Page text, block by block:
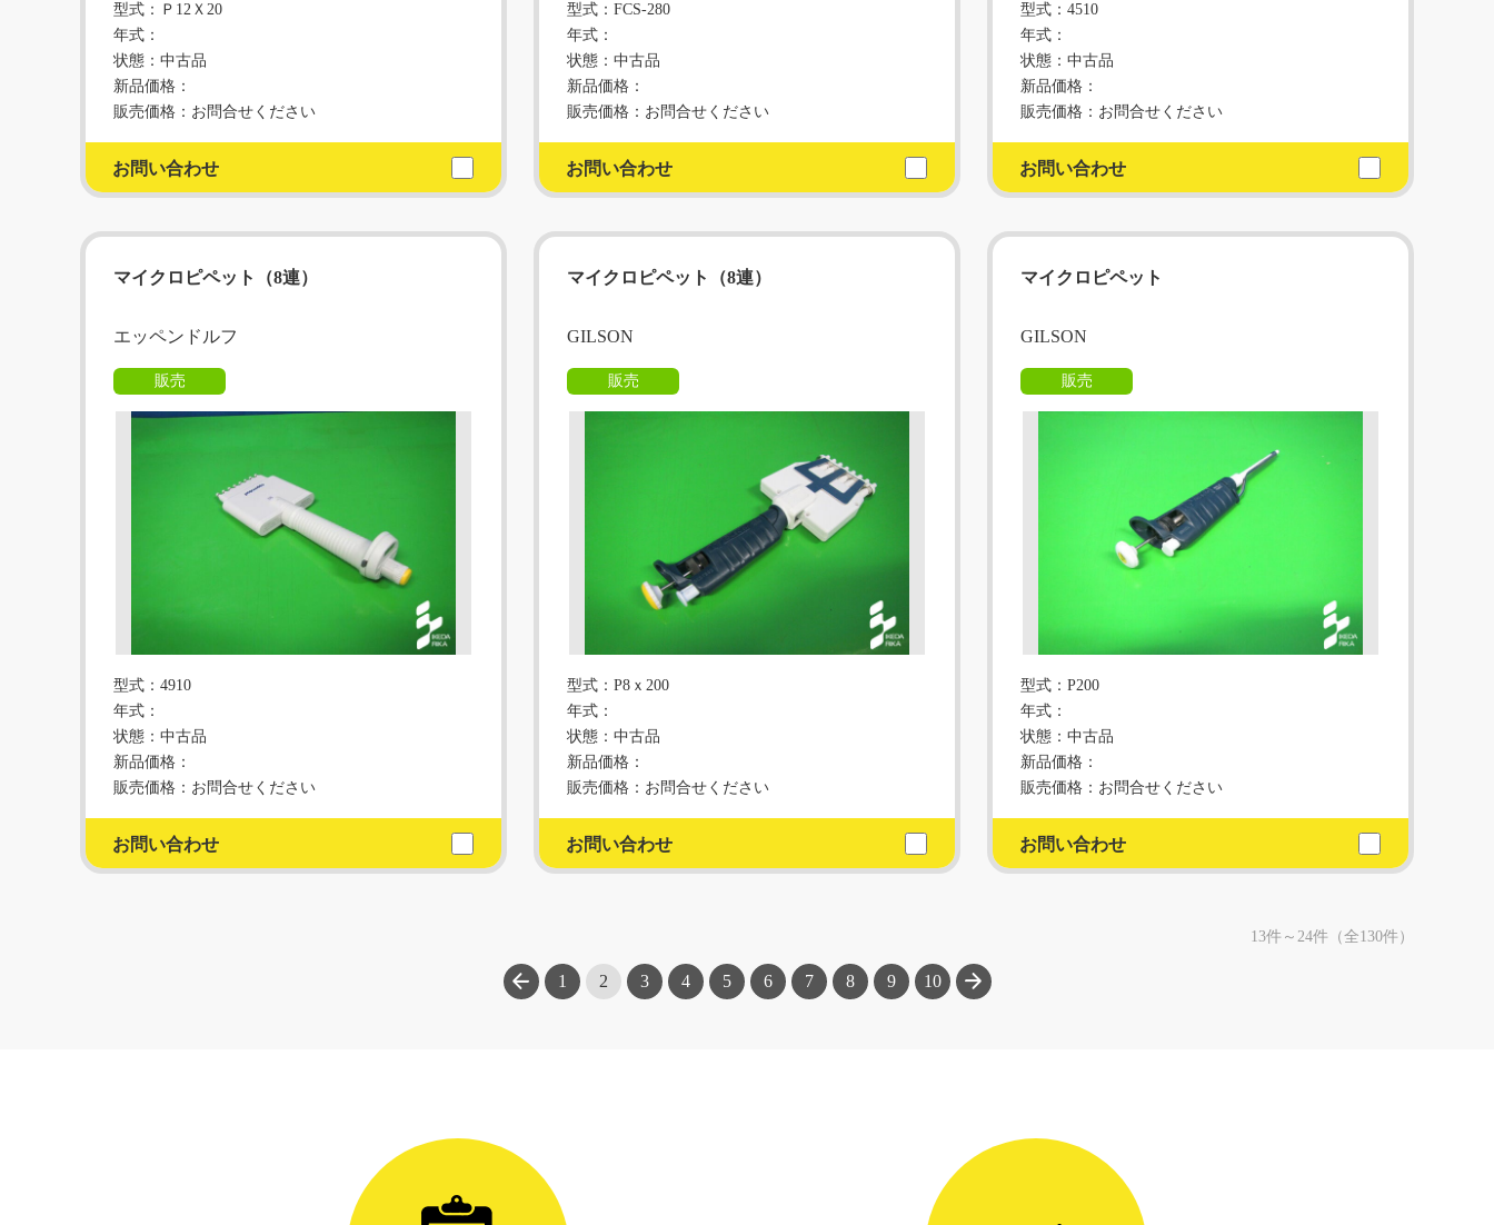
型式：Ｐ12Ｘ20
年式：
状態：中古品
新品価格：
販売価格：お問合せください
お問い合わせ
型式：FCS-280
年式：
状態：中古品
新品価格：
販売価格：お問合せください
お問い合わせ
型式：4510
年式：
状態：中古品
新品価格：
販売価格：お問合せください
お問い合わせ
マイクロピペット（8連）
エッペンドルフ
販売
型式：4910
年式：
状態：中古品
新品価格：
販売価格：お問合せください
お問い合わせ
マイクロピペット（8連）
GILSON
販売
型式：P8ｘ200
年式：
状態：中古品
新品価格：
販売価格：お問合せください
お問い合わせ
マイクロピペット
GILSON
販売
型式：P200
年式：
状態：中古品
新品価格：
販売価格：お問合せください
お問い合わせ
13件～24件（全130件）
1 2 3 4 5 6 7 8 9 10
次へ